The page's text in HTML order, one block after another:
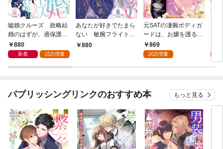
嘘婚クルーズ 政略結
婚のはずが、過保護な
御曹司が甘く蕩ける愛
を捧げてきます
880
新着 試読増量
あなたが好きでたまら
ない 敏腕フライトド
クターはまじめな彼女
880
元SATの凄腕ボディガ
ードは、お嬢を護るだ
けじゃもの足りない
【SS付】
869
試読増量
氷
と
ん～
パブリッシングリンクのおすすめ本 もっと見る